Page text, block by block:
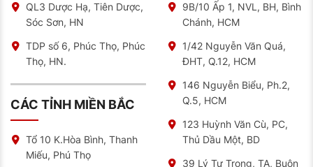
QL3 Dược Hạ, Tiên Dược,
Sóc Sơn, HN
TDP số 6, Phúc Thọ, Phúc
Thọ, HN.
CÁC TỈNH MIỀN BẮC
Tổ 10 K.Hòa Bình, Thanh
Miếu, Phú Thọ
9B/10 Ấp 1, NVL, BH, Bình
Chánh, HCM
1/42 Nguyễn Văn Quá,
ĐHT, Q.12, HCM
146 Nguyễn Biểu, Ph.2,
Q.5, HCM
123 Huỳnh Văn Cù, PC,
Thủ Dầu Một, BD
39 Lý Tự Trọng, TA, Buôn